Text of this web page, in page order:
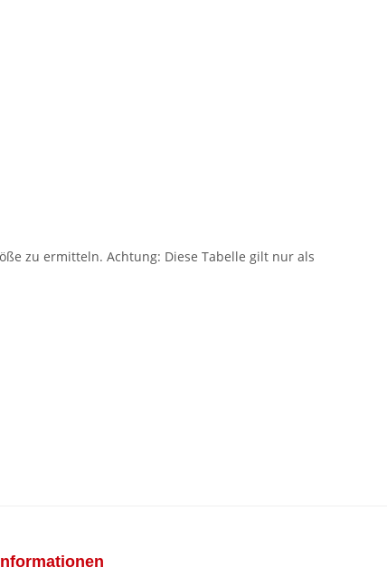
zu ermitteln. Achtung: Diese Tabelle gilt nur als